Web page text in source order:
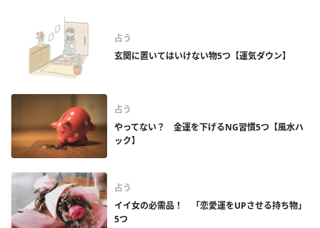
占う
玄関に置いてはいけない物5つ【運気ダウン】
占う
やってない？ 金運を下げるNG習慣5つ【風水ハ
ック】
占う
イイ女の必需品！ 「恋愛運をUPさせる持ち物」
5つ